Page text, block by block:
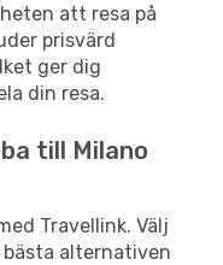
att resa på
prisvärd
ger dig
din resa.
till Milano
Travellink. Välj
alternativen